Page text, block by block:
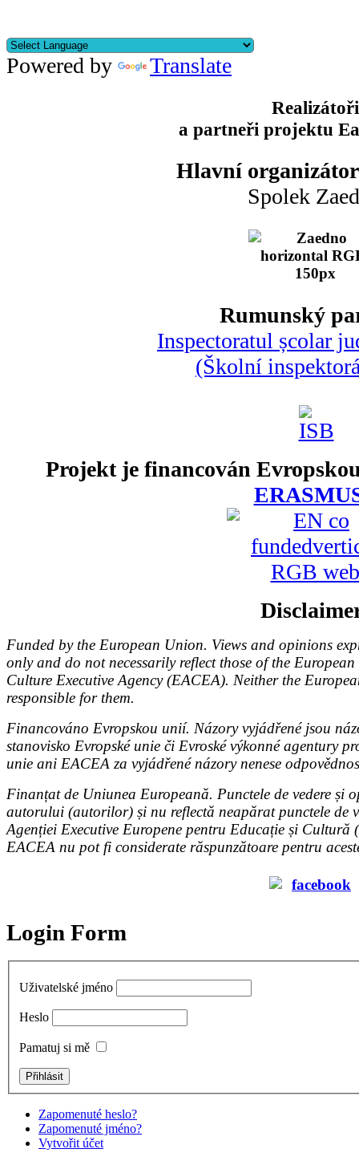
Powered by Translate
Realizátoři
a partneři projektu
Hlavní
Spolek
Rumunský
Inspectoratul școlar
(Školní
Projekt je financován
Funded by the European Union. Views and opinions
only and do not necessarily reflect those of the
Culture Executive Agency (EACEA). Neither the
responsible for them.
Financováno Evropskou unií. Názory vyjádřené jsou
stanovisko Evropské unie či Evroské výkonné agentury
unie ani EACEA za vyjádřené názory nenese
Finanțat de Uniunea Europeană. Punctele de vedere și
autorului (autorilor) și nu reflectă neapărat punctele de
Agenției Executive Europene pentru Educație și
EACEA nu pot fi considerate răspunzătoare pentru
Login Form
Uživatelské jméno
Heslo
Pamatuj si mě
Zapomenuté heslo?
Zapomenuté jméno?
Vytvořit účet